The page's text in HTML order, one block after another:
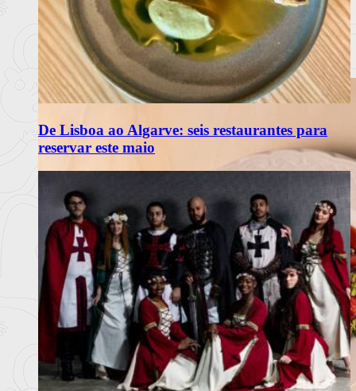
De Lisboa ao Algarve: seis restaurantes para
reservar este maio